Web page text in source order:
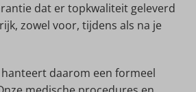
dat er topkwaliteit geleverd
zowel voor, tijdens als na je
hanteert daarom een formeel